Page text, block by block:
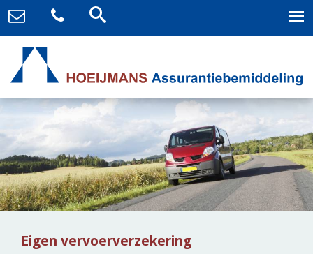
Eigen vervoerverzekering